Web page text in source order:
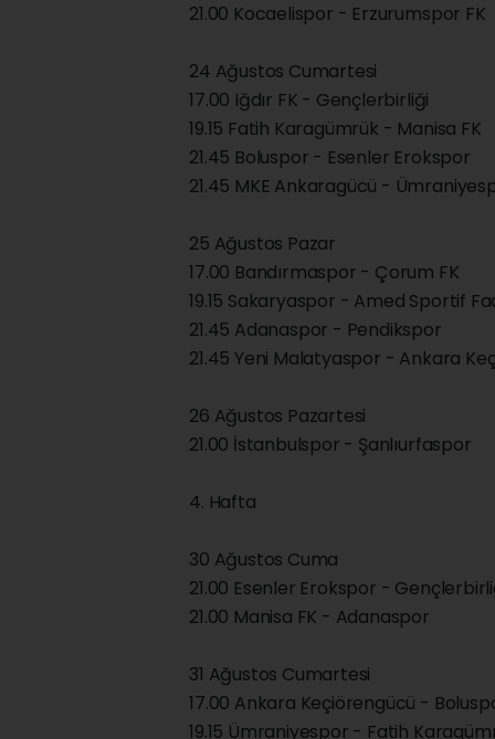
21.00 Kocaelispor - Erzurumspor FK
24 Ağustos Cumartesi
17.00 Iğdır FK - Gençlerbirliği
19.15 Fatih Karagümrük - Manisa FK
21.45 Boluspor - Esenler Erokspor
21.45 MKE Ankaragücü -
25 Ağustos Pazar
17.00 Bandırmaspor - Çorum FK
19.15 Sakaryaspor - Amed Sportif
21.45 Adanaspor - Pendikspor
21.45 Yeni Malatyaspor - Ankara
26 Ağustos Pazartesi
21.00 İstanbulspor - Şanlıurfaspor
4. Hafta
30 Ağustos Cuma
21.00 Esenler Erokspor -
21.00 Manisa FK - Adanaspor
31 Ağustos Cumartesi
17.00 Ankara Keçiörengücü -
19.15 Ümraniyespor - Fatih